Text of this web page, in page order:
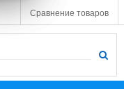
Сравнение товаров